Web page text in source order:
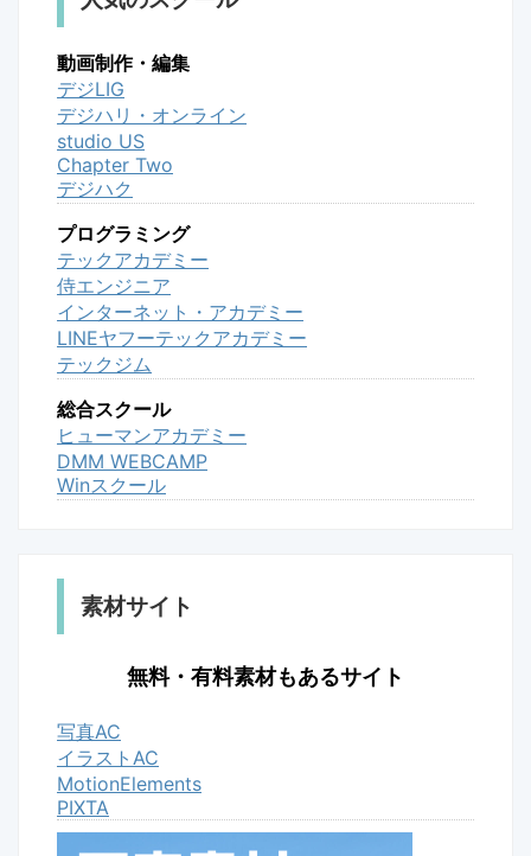
動画制作・編集
デジLIG
デジハリ・オンライン
studio US
Chapter Two
デジハク
プログラミング
テックアカデミー
侍エンジニア
インターネット・アカデミー
LINEヤフーテックアカデミー
テックジム
総合スクール
ヒューマンアカデミー
DMM WEBCAMP
Winスクール
素材サイト
無料・有料素材もあるサイト
写真AC
イラストAC
MotionElements
PIXTA